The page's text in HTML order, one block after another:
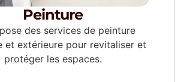
Peinture
des services de peinture
et extérieure pour revitaliser et
protéger les espaces.